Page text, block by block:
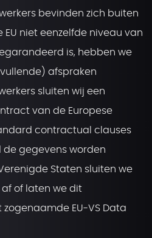
bevinden zich buiten
EU niet eenzelfde niveau van
is, hebben we
afspraken
sluiten wij een
van de Europese
contractual clauses
gegevens worden
Staten sluiten we
of laten we dit
EU-VS Data